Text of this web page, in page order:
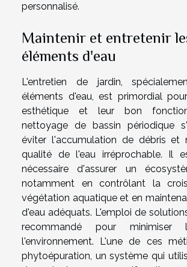
personnalisé.
Maintenir et entretenir
éléments d'eau
L'entretien de jardin,
éléments d'eau, est primordial
esthétique et leur bon
nettoyage de bassin périodique
éviter l'accumulation de débris et
qualité de l'eau irréprochable. Il
nécessaire d'assurer un
notamment en contrôlant la
végétation aquatique et en
d'eau adéquats. L'emploi de
recommandé pour minimiser
l'environnement. L'une de ces
phytoépuration, un système qui